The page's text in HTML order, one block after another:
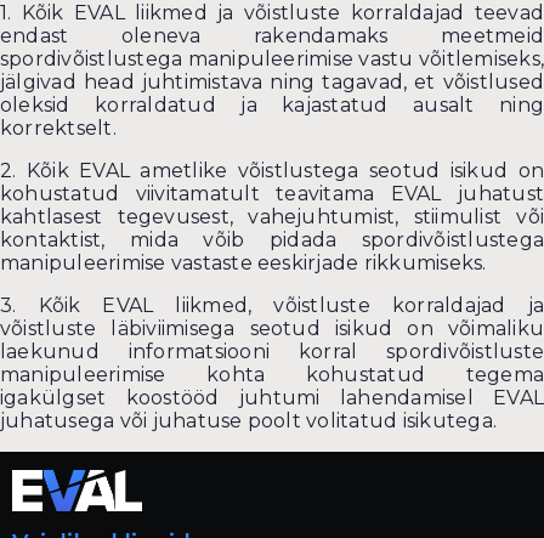
1. Kõik EVAL liikmed ja võistluste korraldajad teevad
endast oleneva rakendamaks meetmeid
spordivõistlustega manipuleerimise vastu võitlemiseks,
jälgivad head juhtimistava ning tagavad, et võistlused
oleksid korraldatud ja kajastatud ausalt ning
korrektselt.
2. Kõik EVAL ametlike võistlustega seotud isikud on
kohustatud viivitamatult teavitama EVAL juhatust
kahtlasest tegevusest, vahejuhtumist, stiimulist või
kontaktist, mida võib pidada spordivõistlustega
manipuleerimise vastaste eeskirjade rikkumiseks.
3. Kõik EVAL liikmed, võistluste korraldajad ja
võistluste läbiviimisega seotud isikud on võimaliku
laekunud informatsiooni korral spordivõistluste
manipuleerimise kohta kohustatud tegema
igakülgset koostööd juhtumi lahendamisel EVAL
juhatusega või juhatuse poolt volitatud isikutega.